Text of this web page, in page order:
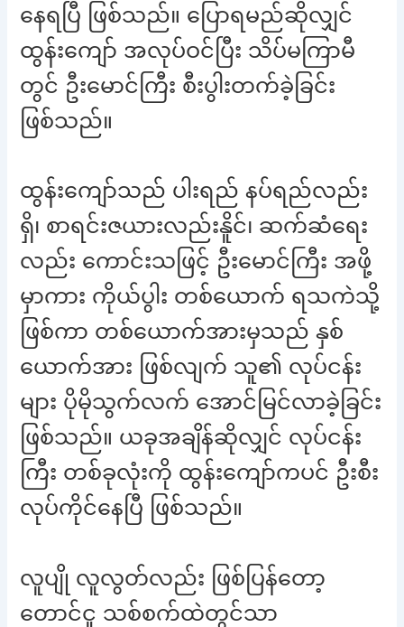
နေရပြီ ဖြစ်သည်။ ပြောရမည်ဆိုလျှင်
ထွန်းကျော် အလုပ်ဝင်ပြီး သိပ်မကြာမီ
တွင် ဦးမောင်ကြီး စီးပွါးတက်ခဲ့ခြင်း
ဖြစ်သည်။
ထွန်းကျော်သည် ပါးရည် နပ်ရည်လည်း
ရှိ၊ စာရင်းဇယားလည်းနိူင်၊ ဆက်ဆံရေး
လည်း ကောင်းသဖြင့် ဦးမောင်ကြီး အဖို့
မှာကား ကိုယ်ပွါး တစ်ယောက် ရသကဲသို့
ဖြစ်ကာ တစ်ယောက်အားမှသည် နှစ်
ယောက်အား ဖြစ်လျက် သူ၏ လုပ်ငန်း
များ ပိုမိုသွက်လက် အောင်မြင်လာခဲ့ခြင်း
ဖြစ်သည်။ ယခုအချိန်ဆိုလျှင် လုပ်ငန်း
ကြီး တစ်ခုလုံးကို ထွန်းကျော်ကပင် ဦးစီး
လုပ်ကိုင်နေပြီ ဖြစ်သည်။
လူပျို လူလွတ်လည်း ဖြစ်ပြန်တော့
တောင်ငူ သစ်စက်ထဲတွင်သာ